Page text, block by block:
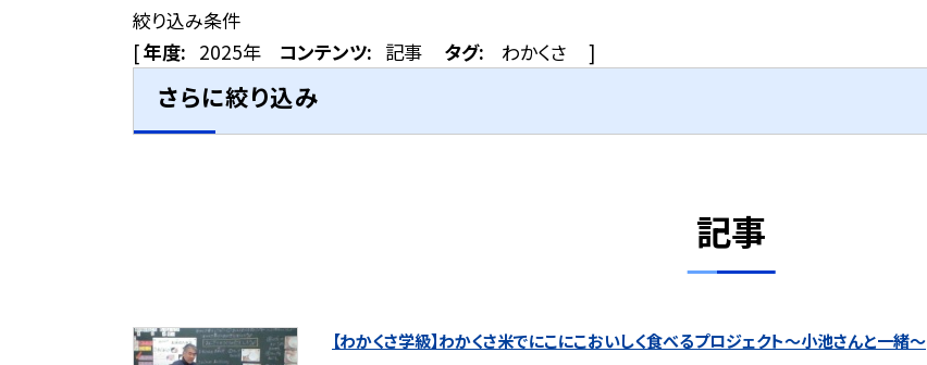
絞り込み条件
[年度: 2025年 コンテンツ: 記事 タグ: わかくさ ]
さらに絞り込み
記事
【わかくさ学級】わかくさ米でにこにこおいしく食べるプロジェクト～小池さんと一緒～